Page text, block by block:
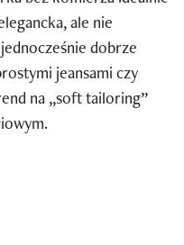
ale nie
dobrze
jeansami czy
na „soft tailoring”